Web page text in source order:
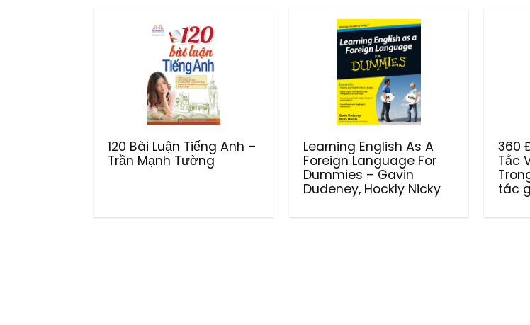
120 Bài Luận Tiếng Anh –
Trần Mạnh Tường
Learning English As A
Foreign Language For
Dummies – Gavin
Dudeney, Hockly Nicky
360
Tắc
tác